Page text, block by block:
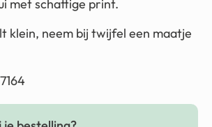
met schattige print.
klein, neem bij twijfel een maatje